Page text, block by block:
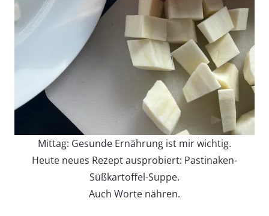
Mittag: Gesunde Ernährung ist mir wichtig.
Heute neues Rezept ausprobiert: Pastinaken-
Süßkartoffel-Suppe.
Auch Worte nähren.